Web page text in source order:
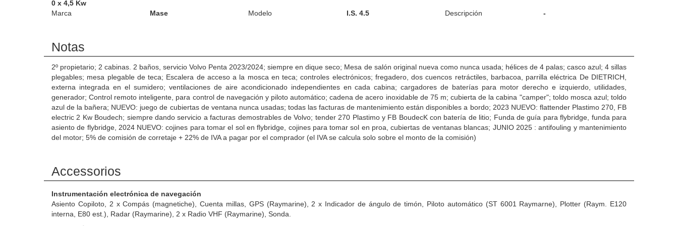
0 x 4,5 Kw
Marca
Mase Modelo I.S. 4.5 Descripción -
Notas
2º propietario; 2 cabinas. 2 baños, servicio Volvo Penta 2023/2024; siempre en dique seco; Mesa de salón original nueva como nunca usada; hélices de 4 palas; casco azul; 4 sillas
plegables; mesa plegable de teca; Escalera de acceso a la mosca en teca; controles electrónicos; fregadero, dos cuencos retráctiles, barbacoa, parrilla eléctrica De DIETRICH,
externa integrada en el sumidero; ventilaciones de aire acondicionado independientes en cada cabina; cargadores de baterías para motor derecho e izquierdo, utilidades,
generador; Control remoto inteligente, para control de navegación y piloto automático; cadena de acero inoxidable de 75 m; cubierta de la cabina "camper"; toldo mosca azul; toldo
azul de la bañera; NUEVO: juego de cubiertas de ventana nunca usadas; todas las facturas de mantenimiento están disponibles a bordo; 2023 NUEVO: flattender Plastimo 270, FB
electric 2 Kw Boudech; siempre dando servicio a facturas demostrables de Volvo; tender 270 Plastimo y FB BoudecK con batería de litio; Funda de guía para flybridge, funda para
asiento de flybridge, 2024 NUEVO: cojines para tomar el sol en flybridge, cojines para tomar sol en proa, cubiertas de ventanas blancas; JUNIO 2025 : antifouling y mantenimiento
del motor; 5% de comisión de corretaje + 22% de IVA a pagar por el comprador (el IVA se calcula solo sobre el monto de la comisión)
Accessorios
Instrumentación electrónica de navegación
Asiento Copiloto, 2 x Compás (magnetiche), Cuenta millas, GPS (Raymarine), 2 x Indicador de ángulo de timón, Piloto automático (ST 6001 Raymarne), Plotter (Raym. E120
interna, E80 est.), Radar (Raymarine), 2 x Radio VHF (Raymarine), Sonda.